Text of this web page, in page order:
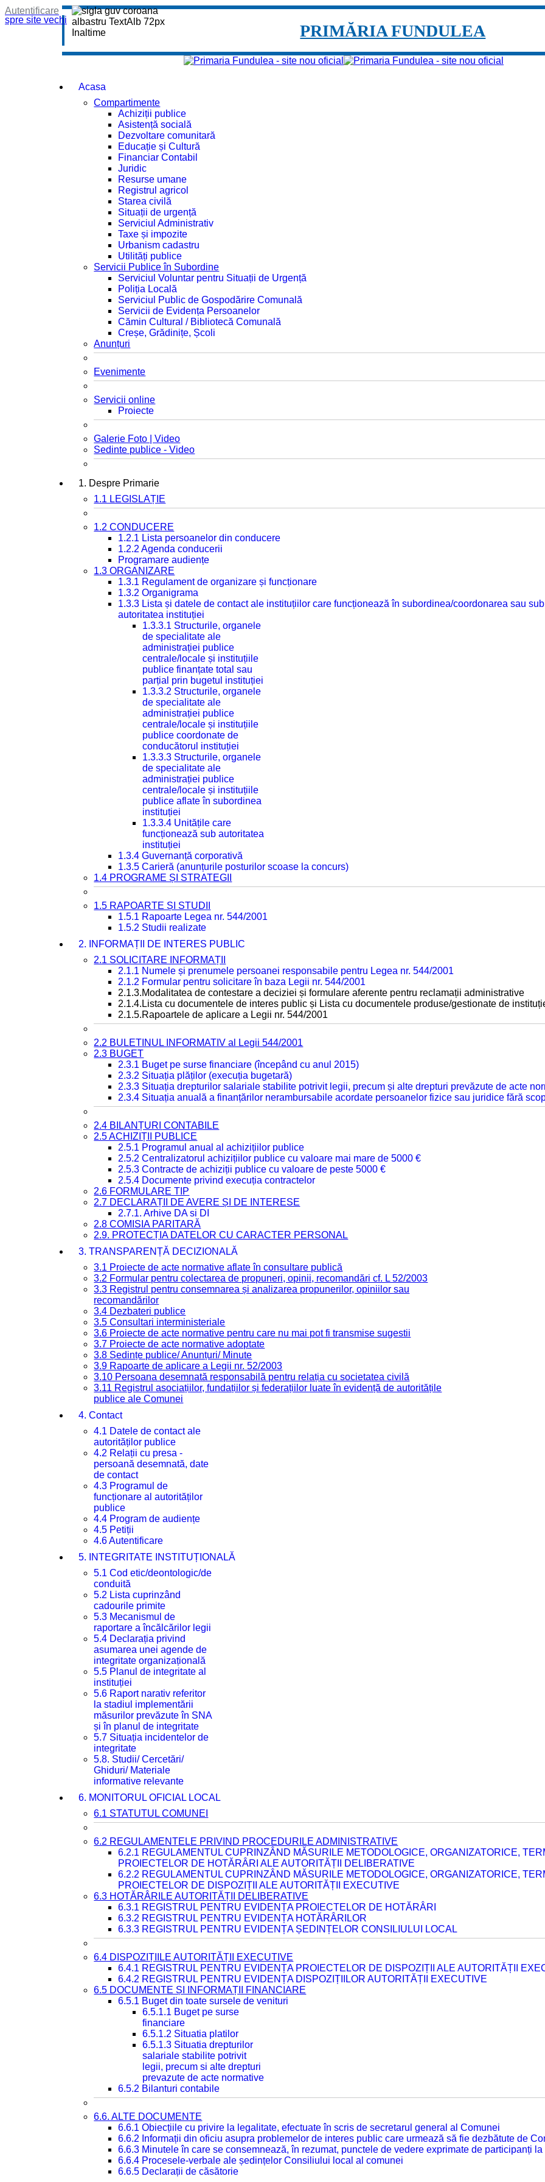
spre site vechi
Autentificare
PRIMĂRIA FUNDULEA
Acasa
Compartimente
Achiziții publice
Asistență socială
Dezvoltare comunitară
Educație și Cultură
Financiar Contabil
Juridic
Resurse umane
Registrul agricol
Starea civilă
Situații de urgență
Serviciul Administrativ
Taxe și impozite
Urbanism cadastru
Utilități publice
Servicii Publice în Subordine
Serviciul Voluntar pentru Situații de Urgență
Poliția Locală
Serviciul Public de Gospodărire Comunală
Servicii de Evidența Persoanelor
Cămin Cultural / Bibliotecă Comunală
Creșe, Grădinițe, Școli
Anunțuri
Evenimente
Servicii online
Proiecte
Galerie Foto | Video
Sedinte publice - Video
1. Despre Primarie
1.1 LEGISLAȚIE
1.2 CONDUCERE
1.2.1 Lista persoanelor din conducere
1.2.2 Agenda conducerii
Programare audiențe
1.3 ORGANIZARE
1.3.1 Regulament de organizare și funcționare
1.3.2 Organigrama
1.3.3 Lista și datele de contact ale instituțiilor care funcționează în subordinea/coordonarea sau sub
autoritatea instituției
1.3.3.1 Structurile, organele
de specialitate ale
administrației publice
centrale/locale și instituțiile
publice finanțate total sau
parțial prin bugetul instituției
1.3.3.2 Structurile, organele
de specialitate ale
administrației publice
centrale/locale și instituțiile
publice coordonate de
conducătorul instituției
1.3.3.3 Structurile, organele
de specialitate ale
administrației publice
centrale/locale și instituțiile
publice aflate în subordinea
instituției
1.3.3.4 Unitățile care
funcționează sub autoritatea
instituției
1.3.4 Guvernanță corporativă
1.3.5 Carieră (anunțurile posturilor scoase la concurs)
1.4 PROGRAME ȘI STRATEGII
1.5 RAPOARTE ȘI STUDII
1.5.1 Rapoarte Legea nr. 544/2001
1.5.2 Studii realizate
2. INFORMAȚII DE INTERES PUBLIC
2.1 SOLICITARE INFORMAȚII
2.1.1 Numele și prenumele persoanei responsabile pentru Legea nr. 544/2001
2.1.2 Formular pentru solicitare în baza Legii nr. 544/2001
2.1.3.Modalitatea de contestare a deciziei și formulare aferente pentru reclamații administrative
2.1.4.Lista cu documentele de interes public și Lista cu documentele produse/gestionate de
2.1.5.Rapoartele de aplicare a Legii nr. 544/2001
2.2 BULETINUL INFORMATIV al Legii 544/2001
2.3 BUGET
2.3.1 Buget pe surse financiare (începând cu anul 2015)
2.3.2 Situația plăților (execuția bugetară)
2.3.3 Situația drepturilor salariale stabilite potrivit legii, precum și alte drepturi prevăzute de acte
2.3.4 Situația anuală a finanțărilor nerambursabile acordate persoanelor fizice sau juridice fără
2.4 BILANȚURI CONTABILE
2.5 ACHIZIȚII PUBLICE
2.5.1 Programul anual al achizițiilor publice
2.5.2 Centralizatorul achizițiilor publice cu valoare mai mare de 5000 €
2.5.3 Contracte de achiziții publice cu valoare de peste 5000 €
2.5.4 Documente privind execuția contractelor
2.6 FORMULARE TIP
2.7 DECLARAȚII DE AVERE ȘI DE INTERESE
2.7.1. Arhive DA si DI
2.8 COMISIA PARITARĂ
2.9. PROTECȚIA DATELOR CU CARACTER PERSONAL
3. TRANSPARENȚĂ DECIZIONALĂ
3.1 Proiecte de acte normative aflate în consultare publică
3.2 Formular pentru colectarea de propuneri, opinii, recomandări cf. L 52/2003
3.3 Registrul pentru consemnarea și analizarea propunerilor, opiniilor sau
recomandărilor
3.4 Dezbateri publice
3.5 Consultari interministeriale
3.6 Proiecte de acte normative pentru care nu mai pot fi transmise sugestii
3.7 Proiecte de acte normative adoptate
3.8 Ședințe publice/ Anunțuri/ Minute
3.9 Rapoarte de aplicare a Legii nr. 52/2003
3.10 Persoana desemnată responsabilă pentru relația cu societatea civilă
3.11 Registrul asociațiilor, fundațiilor și federațiilor luate în evidență de autoritățile
publice ale Comunei
4. Contact
4.1 Datele de contact ale
autorităților publice
4.2 Relații cu presa -
persoană desemnată, date
de contact
4.3 Programul de
funcționare al autorităților
publice
4.4 Program de audiențe
4.5 Petiții
4.6 Autentificare
5. INTEGRITATE INSTITUȚIONALĂ
5.1 Cod etic/deontologic/de
conduită
5.2 Lista cuprinzând
cadourile primite
5.3 Mecanismul de
raportare a încălcărilor legii
5.4 Declarația privind
asumarea unei agende de
integritate organizațională
5.5 Planul de integritate al
instituției
5.6 Raport narativ referitor
la stadiul implementării
măsurilor prevăzute în SNA
și în planul de integritate
5.7 Situația incidentelor de
integritate
5.8. Studii/ Cercetări/
Ghiduri/ Materiale
informative relevante
6. MONITORUL OFICIAL LOCAL
6.1 STATUTUL COMUNEI
6.2 REGULAMENTELE PRIVIND PROCEDURILE ADMINISTRATIVE
6.2.1 REGULAMENTUL CUPRINZÂND MĂSURILE METODOLOGICE, ORGANIZATORICE,
PROIECTELOR DE HOTĂRÂRI ALE AUTORITĂȚII DELIBERATIVE
6.2.2 REGULAMENTUL CUPRINZÂND MĂSURILE METODOLOGICE, ORGANIZATORICE,
PROIECTELOR DE DISPOZIȚII ALE AUTORITĂȚII EXECUTIVE
6.3 HOTĂRÂRILE AUTORITĂȚII DELIBERATIVE
6.3.1 REGISTRUL PENTRU EVIDENȚA PROIECTELOR DE HOTĂRÂRI
6.3.2 REGISTRUL PENTRU EVIDENȚA HOTĂRÂRILOR
6.3.3 REGISTRUL PENTRU EVIDENȚA ȘEDINȚELOR CONSILIULUI LOCAL
6.4 DISPOZIȚIILE AUTORITĂȚII EXECUTIVE
6.4.1 REGISTRUL PENTRU EVIDENȚA PROIECTELOR DE DISPOZIȚII ALE AUTORITĂȚII
6.4.2 REGISTRUL PENTRU EVIDENȚA DISPOZIȚIILOR AUTORITĂȚII EXECUTIVE
6.5 DOCUMENTE ȘI INFORMAȚII FINANCIARE
6.5.1 Buget din toate sursele de venituri
6.5.1.1 Buget pe surse
financiare
6.5.1.2 Situatia platilor
6.5.1.3 Situatia drepturilor
salariale stabilite potrivit
legii, precum si alte drepturi
prevazute de acte normative
6.5.2 Bilanturi contabile
6.6. ALTE DOCUMENTE
6.6.1 Obiecțiile cu privire la legalitate, efectuate în scris de secretarul general al Comunei
6.6.2 Informații din oficiu asupra problemelor de interes public care urmează să fie dezbătute de
6.6.3 Minutele în care se consemnează, în rezumat, punctele de vedere exprimate de participanți
6.6.4 Procesele-verbale ale ședințelor Consiliului local al comunei
6.6.5 Declarații de căsătorie